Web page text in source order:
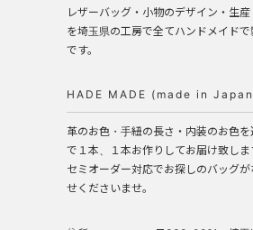
レザーバッグ・小物のデザイン・生
を埼玉県の工房で全てハンドメイド
です。
HADE MADE (made in
革のお色・手紐の長さ・内装のお色
で１本、１本お作りしてお届け致しま
セミオーダー対応でお探しのバッグ
せくださいませ。